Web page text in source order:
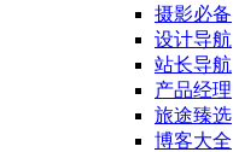
摄影必备
设计导航
站长导航
产品经理
旅途臻选
博客大全